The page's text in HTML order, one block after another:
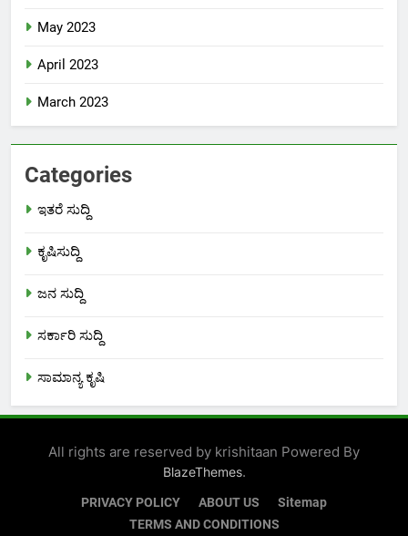
May 2023
April 2023
March 2023
Categories
ಇತರೆ ಸುದ್ದಿ
ಕೃಷಿಸುದ್ದಿ
ಜನ ಸುದ್ದಿ
ಸರ್ಕಾರಿ ಸುದ್ದಿ
ಸಾಮಾನ್ಯ ಕೃಷಿ
All rights are reserved by krishitaan Powered By
BlazeThemes.
PRIVACY POLICY ABOUT US
Sitemap
TERMS AND CONDITIONS